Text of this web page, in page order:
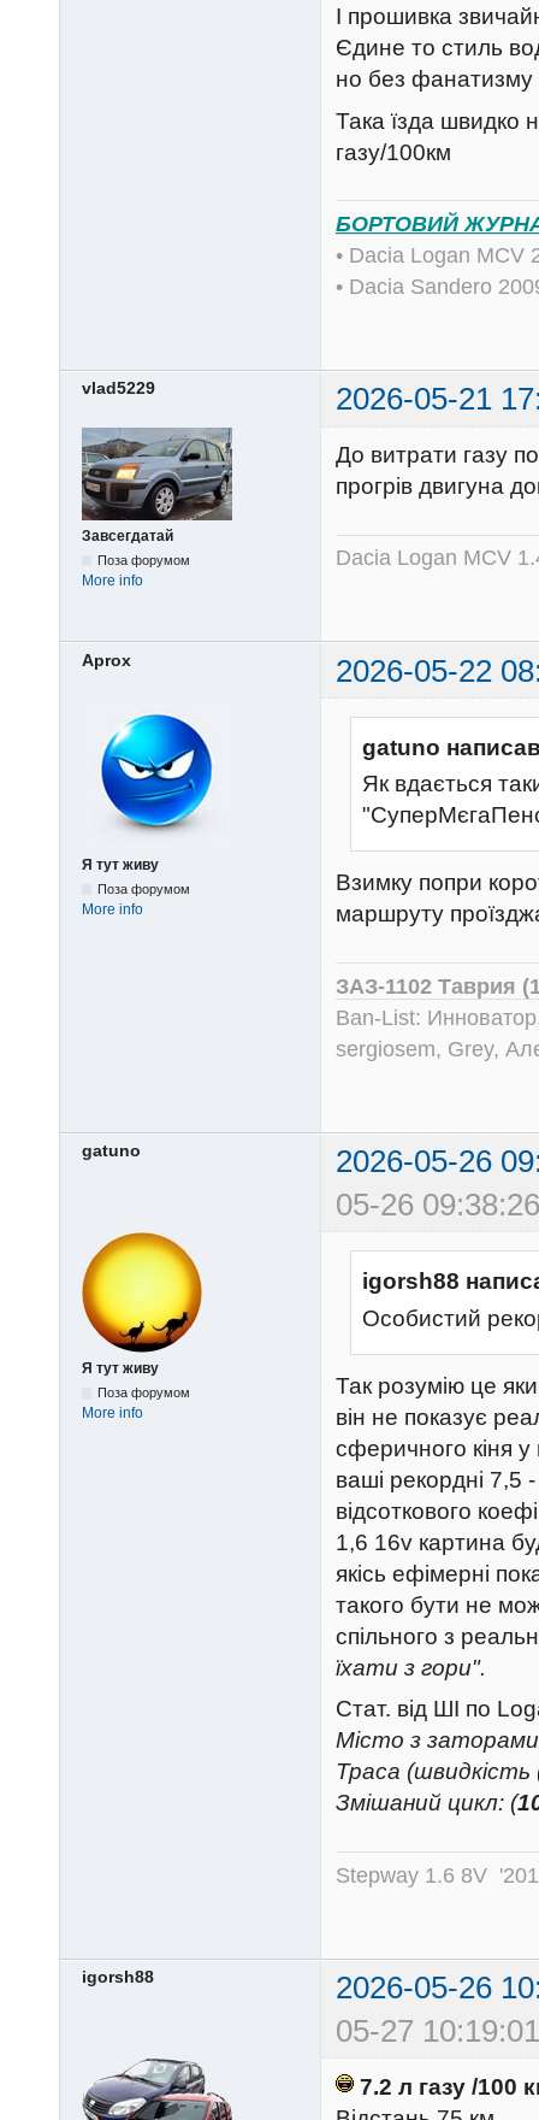
І прошивка
Єдине то стиль
но без фанатизму
Така їзда швидко
газу/100км
БОРТОВИЙ
• Dacia Logan
• Dacia Sandero
vlad5229 2026-05-21
Завсегдатай
Поза форумом
More info
До витрати газу
прогрів двигуна
Dacia Logan MCV
Aprox 2026-05-22
Я тут живу
Поза форумом
More info
gatuno
Як вдається
Взимку попри
маршруту
ЗАЗ-1102 Таврия
Ban-List:
sergiosem, Grey,
gatuno
2026-05-26
05-26
Я тут живу
Поза форумом
More info
igorsh88
Особистий
Так розумію це
він не показує
сферичного кіня
ваші рекордні 7,5
відсоткового
1,6 16v картина
якісь ефімерні
такого бути не
спільного з
їхати з гори".
Стат. від ШІ по
Місто з заторами
Траса (швидкість
Змішаний цикл: (
Stepway 1.6 8V
igorsh88
2026-05-26
05-27
7.2 л газу /100